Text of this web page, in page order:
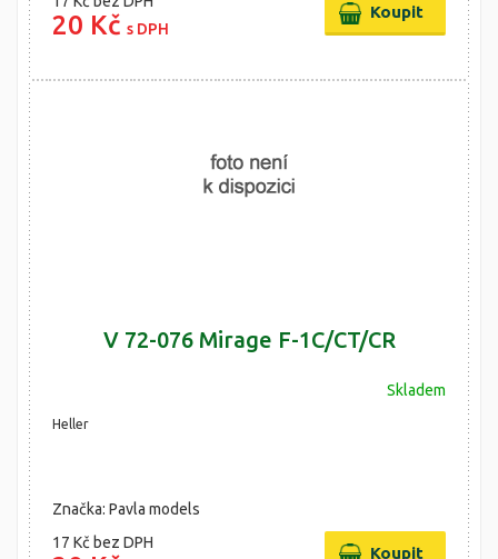
20 Kč s DPH
V 72-076 Mirage F-1C/CT/CR
Skladem
Heller
Značka: Pavla models
17 Kč bez DPH